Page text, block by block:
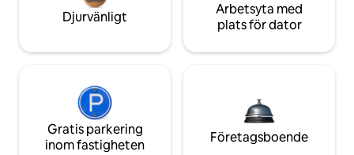
Djurvänligt
Arbetsyta med
plats för dator
Gratis parkering
inom fastigheten
Företagsboende